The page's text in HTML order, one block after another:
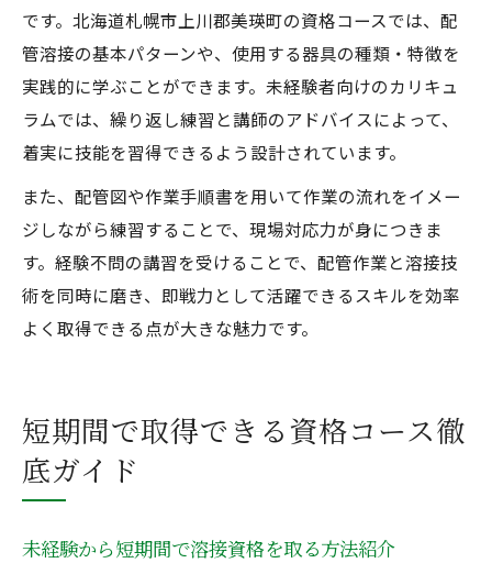
です。北海道札幌市上川郡美瑛町の資格コースでは、配
管溶接の基本パターンや、使用する器具の種類・特徴を
実践的に学ぶことができます。未経験者向けのカリキュ
ラムでは、繰り返し練習と講師のアドバイスによって、
着実に技能を習得できるよう設計されています。
また、配管図や作業手順書を用いて作業の流れをイメー
ジしながら練習することで、現場対応力が身につきま
す。経験不問の講習を受けることで、配管作業と溶接技
術を同時に磨き、即戦力として活躍できるスキルを効率
よく取得できる点が大きな魅力です。
短期間で取得できる資格コース徹
底ガイド
未経験から短期間で溶接資格を取る方法紹介